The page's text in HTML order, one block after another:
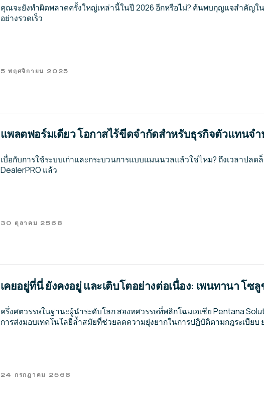
คุณจะยังทำผิดพลาดครั้งใหญ่เหล่านี้ในปี 2026 อีกหรือไม่? ค้นพบกุญแจสำคัญ
อย่างรวดเร็ว
5 พฤศจิกายน 2025
แพลตฟอร์มเดียว โอกาสไร้ขีดจำกัดสำหรับธุรกิจตัวแทน
เบื่อกับการใช้ระบบเก่าและกระบวนการแบบแมนนวลแล้วใช่ไหม? ถึงเวลาปล
DealerPRO แล้ว
30 ตุลาคม 2568
เคยอยู่ที่นี่ ยังคงอยู่ และเติบโตอย่างต่อเนื่อง: เพนทานา โซลู
ครึ่งศตวรรษในฐานะผู้นำระดับโลก สองทศวรรษที่พลิกโฉมเอเชีย Pentana
การส่งมอบเทคโนโลยีล้ำสมัยที่ช่วยลดความยุ่งยากในการปฏิบัติตามกฎระเบีย
24 กรกฎาคม 2568